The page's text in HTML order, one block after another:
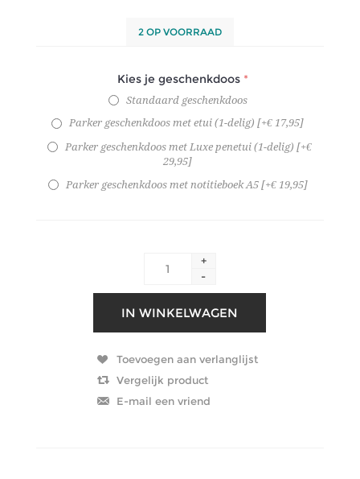
2 OP VOORRAAD
Kies je geschenkdoos *
Standaard geschenkdoos
Parker geschenkdoos met etui (1-delig) [+€ 17,95]
Parker geschenkdoos met Luxe penetui (1-delig) [+€
29,95]
Parker geschenkdoos met notitieboek A5 [+€ 19,95]
+
-